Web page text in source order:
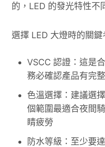
的，LED 的發光特性不
選擇 LED 大燈時的關鍵
VSCC 認證：這是
務必確認產品有完
色溫選擇：建議選
個範圍最適合夜間
睛疲勞
防水等級：至少要